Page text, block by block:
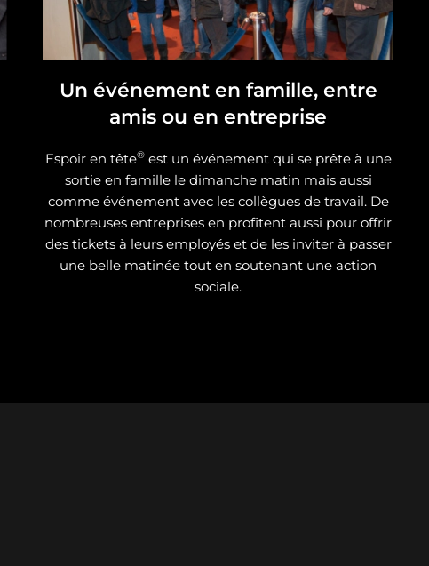
Un événement en famille, entre
amis ou en entreprise
Espoir en tête®est un événement qui se prête à une
sortie en famille le dimanche matin mais aussi
comme événement avec les collègues de travail. De
nombreuses entreprises en profitent aussi pour offrir
des tickets à leurs employés et de les inviter à passer
une belle matinée tout en soutenant une action
sociale.